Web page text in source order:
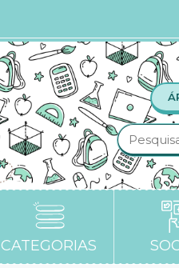
CATEGORIAS